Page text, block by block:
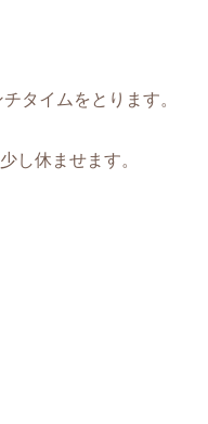
タイムをとります。
し休ませます。